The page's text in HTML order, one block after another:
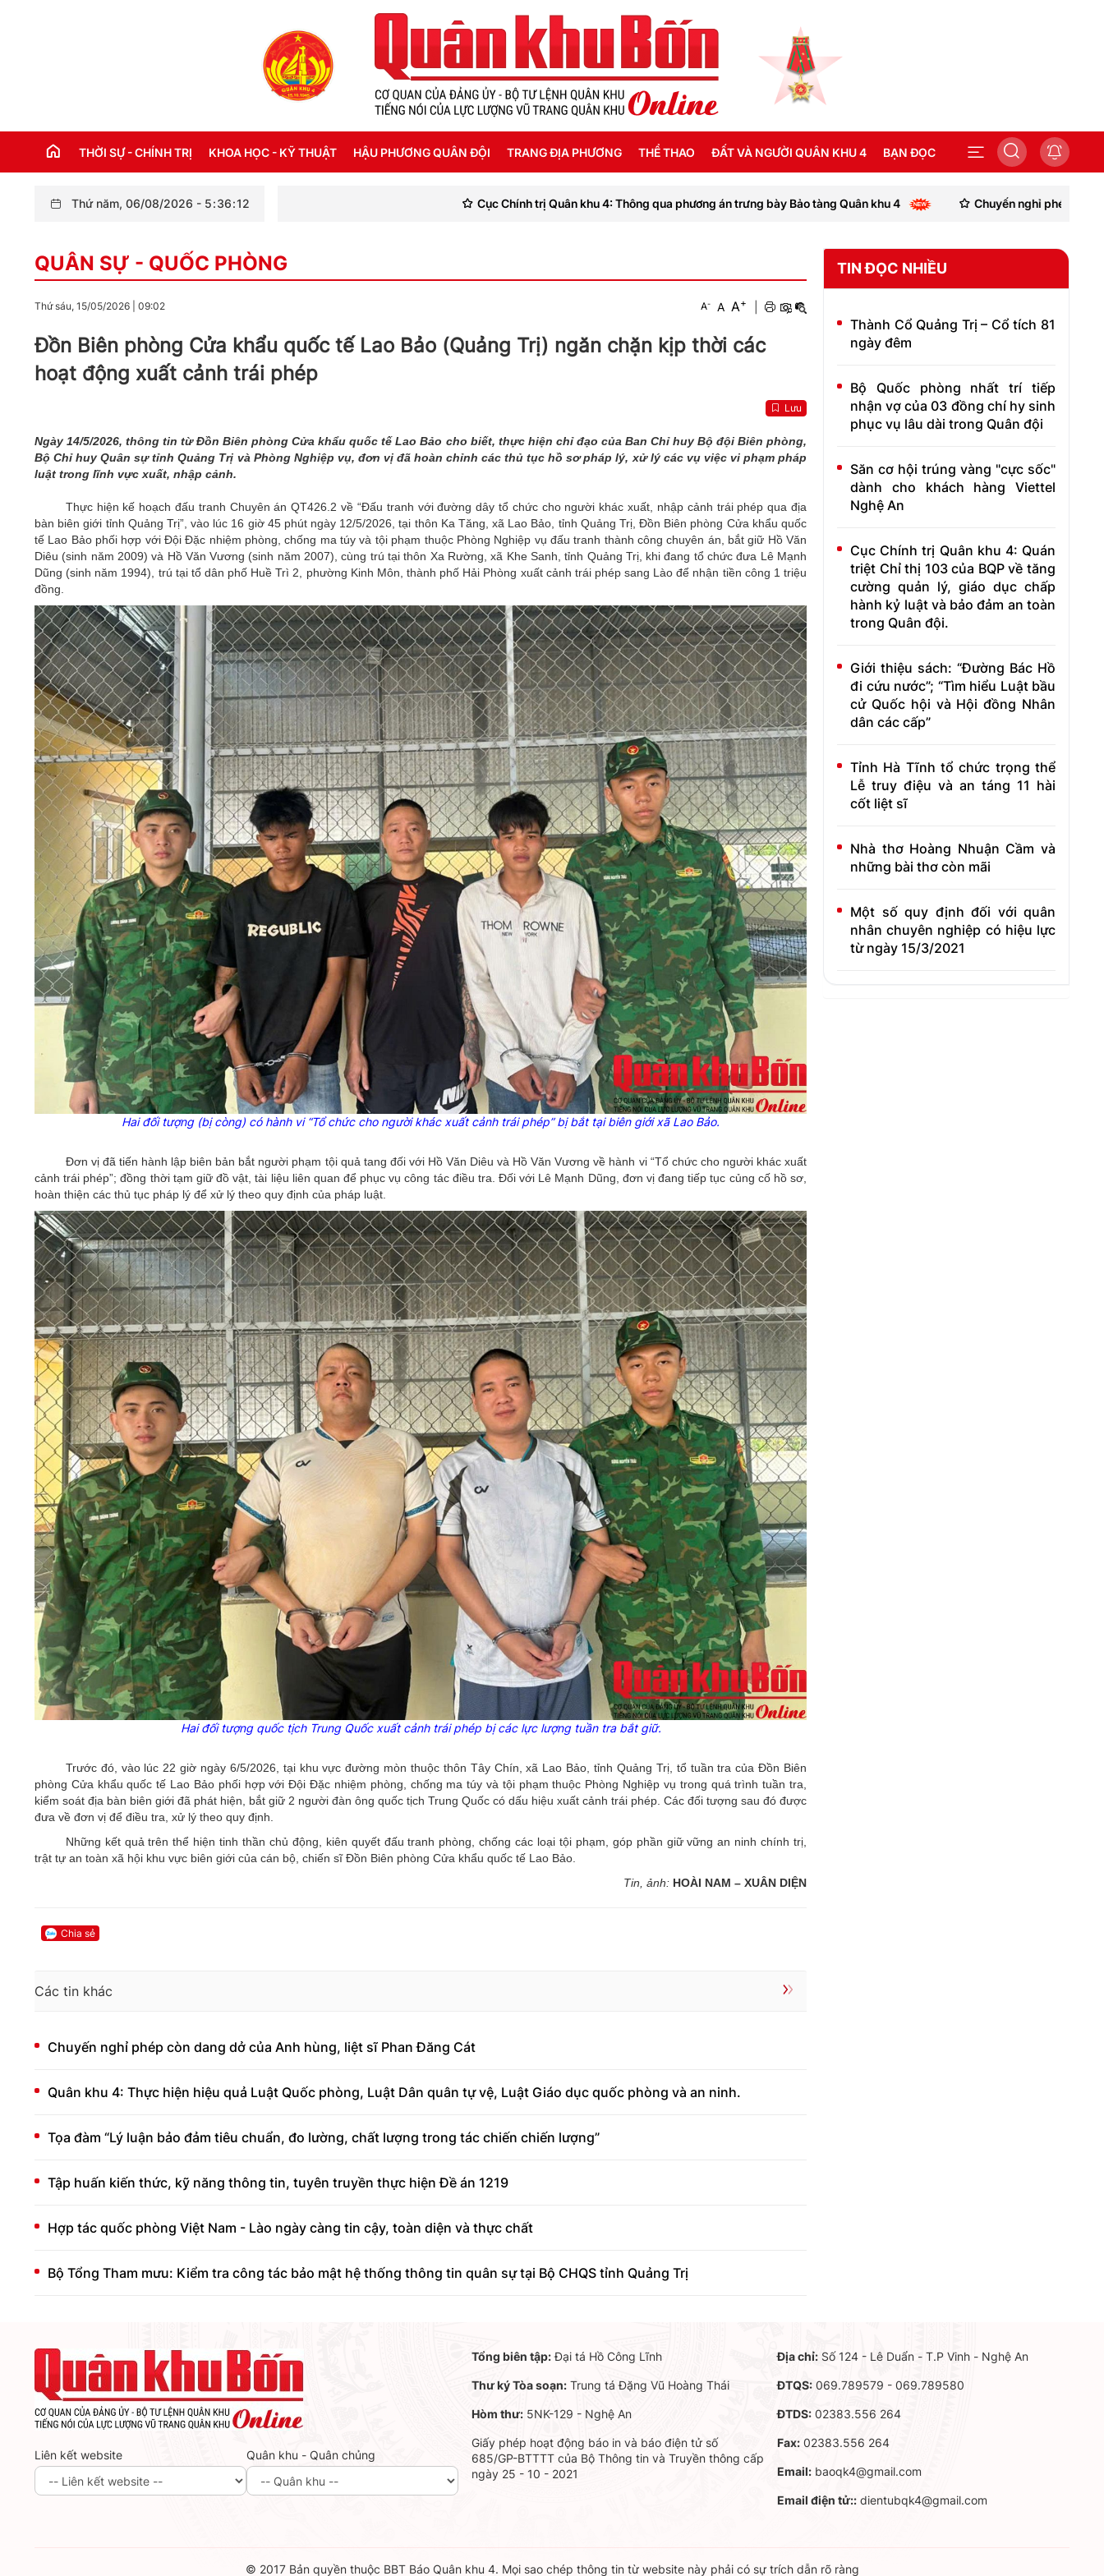
THỜI SỰ - CHÍNH TRỊ
THỜI SỰ QUỐC TẾ
KỶ NIỆM 110 NĂM NGÀY BÁC HỒ RA ĐI
TÌM ĐƯỜNG CỨU NƯỚC (05/6/1911 -
05/6/2021)
QUÂN KHU 4 (15/10/1945 - 15/10/2020)
KHOA HỌC - KỸ THUẬT HẬU PHƯƠNG QUÂN ĐỘI TRANG ĐỊA PHƯƠNG
QUẢNG TRỊ
THỂ THAO ĐẤT VÀ NGƯỜI QUÂN KHU 4 BẠN ĐỌC
Thứ năm, 06/08/2026 - 5:36:13 Cục Chính trị Quân khu 4: Thông qua phương án trưng bày Bảo tàng Quân khu 4 Chuyến nghỉ phép còn dang dở của
QUÂN SỰ - QUỐC PHÒNG
Thứ sáu, 15/05/2026 09:02 A- A A+
Đồn Biên phòng Cửa khẩu quốc tế Lao Bảo (Quảng Trị) ngăn chặn kịp thời các
hoạt động xuất cảnh trái phép
Lưu
Ngày 14/5/2026, thông tin từ Đồn Biên phòng Cửa khẩu quốc tế Lao Bảo cho biết, thực hiện chỉ đạo của Ban Chỉ huy Bộ đội Biên phòng,
Bộ Chỉ huy Quân sự tỉnh Quảng Trị và Phòng Nghiệp vụ, đơn vị đã hoàn chỉnh các thủ tục hồ sơ pháp lý, xử lý các vụ việc vi phạm pháp
luật trong lĩnh vực xuất, nhập cảnh.
Thực hiện kế hoạch đấu tranh Chuyên án QT426.2 về “Đấu tranh với đường dây tổ chức cho người khác xuất, nhập cảnh trái phép qua địa
bàn biên giới tỉnh Quảng Trị”, vào lúc 16 giờ 45 phút ngày 12/5/2026, tại thôn Ka Tăng, xã Lao Bảo, tỉnh Quảng Trị, Đồn Biên phòng Cửa khẩu quốc
tế Lao Bảo phối hợp với Đội Đặc nhiệm phòng, chống ma túy và tội phạm thuộc Phòng Nghiệp vụ đấu tranh thành công chuyên án, bắt giữ Hồ Văn
Diêu (sinh năm 2009) và Hồ Văn Vương (sinh năm 2007), cùng trú tại thôn Xa Rường, xã Khe Sanh, tỉnh Quảng Trị, khi đang tổ chức đưa Lê Mạnh
Dũng (sinh năm 1994), trú tại tổ dân phố Huề Trì 2, phường Kinh Môn, thành phố Hải Phòng xuất cảnh trái phép sang Lào để nhận tiền công 1 triệu
đồng.
Hai đối tượng (bị còng) có hành vi “Tổchức cho người khác xuất cảnh tráiphép”bị bắt tại biên giới xã Lao Bảo.
Đơn vị đã tiến hành lập biên bản bắt người phạm tội quả tang đối với Hồ Văn Diêu và Hồ Văn Vương về hành vi “Tổ chức cho người khác xuất
cảnh trái phép”; đồng thời tạm giữ đồ vật, tài liệu liên quan để phục vụ công tác điều tra. Đối với Lê Mạnh Dũng, đơn vị đang tiếp tục củng cố hồ sơ,
hoàn thiện các thủ tục pháp lý để xử lý theo quy định của pháp luật.
Hai đối tượng quốc tịch Trung Quốc xuất cảnh trái phép bị các lực lượng tuần tra bắt giữ.
Trước đó, vào lúc 22 giờ ngày 6/5/2026, tại khu vực đường mòn thuộc thôn Tây Chín, xã Lao Bảo, tỉnh Quảng Trị, tổ tuần tra của Đồn Biên
phòng Cửa khẩu quốc tế Lao Bảo phối hợp với Đội Đặc nhiệm phòng, chống ma túy và tội phạm thuộc Phòng Nghiệp vụ trong quá trình tuần tra,
kiểm soát địa bàn biên giới đã phát hiện, bắt giữ 2 người đàn ông quốc tịch Trung Quốc có dấu hiệu xuất cảnh trái phép. Các đối tượng sau đó được
đưa về đơn vị để điều tra, xử lý theo quy định.
Những kết quả trên thể hiện tinh thần chủ động, kiên quyết đấu tranh phòng, chống các loại tội phạm, góp phần giữ vững an ninh chính trị,
trật tự an toàn xã hội khu vực biên giới của cán bộ, chiến sĩ Đồn Biên phòng Cửa khẩu quốc tế Lao Bảo.
Tin, ảnh: HOÀI NAM – XUÂN DIỆN
Chia sẻ
Các tin khác
Chuyến nghỉ phép còn dang dở của Anh hùng, liệt sĩ Phan Đăng Cát
Quân khu 4: Thực hiện hiệu quả Luật Quốc phòng, Luật Dân quân tự vệ, Luật Giáo dục quốc phòng và an ninh.
Tọa đàm “Lý luận bảo đảm tiêu chuẩn, đo lường, chất lượng trong tác chiến chiến lượng”
Tập huấn kiến thức, kỹ năng thông tin, tuyên truyền thực hiện Đề án 1219
Hợp tác quốc phòng Việt Nam - Lào ngày càng tin cậy, toàn diện và thực chất
Bộ Tổng Tham mưu: Kiểm tra công tác bảo mật hệ thống thông tin quân sự tại Bộ CHQS tỉnh Quảng Trị
TIN ĐỌC NHIỀU
Thành Cổ Quảng Trị – Cổ tích 81
ngày đêm
Bộ Quốc phòng nhất trí tiếp
nhận vợ của 03 đồng chí hy sinh
phục vụ lâu dài trong Quân đội
Săn cơ hội trúng vàng "cực sốc"
dành cho khách hàng Viettel
Nghệ An
Cục Chính trị Quân khu 4: Quán
triệt Chỉ thị 103 của BQP về tăng
cường quản lý, giáo dục chấp
hành kỷ luật và bảo đảm an toàn
trong Quân đội.
Giới thiệu sách: “Đường Bác Hồ
đi cứu nước”; “Tìm hiểu Luật bầu
cử Quốc hội và Hội đồng Nhân
dân các cấp”
Tỉnh Hà Tĩnh tổ chức trọng thể
Lễ truy điệu và an táng 11 hài
cốt liệt sĩ
Nhà thơ Hoàng Nhuận Cầm và
những bài thơ còn mãi
Một số quy định đối với quân
nhân chuyên nghiệp có hiệu lực
từ ngày 15/3/2021
Liên kết website Quân khu - Quân chủng
Tổng biên tập:Đại tá Hồ Công Lĩnh
Thư ký Tòa soạn:Trung tá Đặng Vũ Hoàng Thái
Hòm thư:5NK-129 - Nghệ An
Giấy phép hoạt động báo in và báo điện tử số
685/GP-BTTTT của Bộ Thông tin và Truyền thông cấp
ngày 25 - 10 - 2021
Địa chỉ:Số 124 - Lê Duẩn - T.P Vinh - Nghệ An
ĐTQS:069.789579 - 069.789580
ĐTDS:02383.556 264
Fax:02383.556 264
Email:baoqk4@gmail.com
Email điện tử::dientubqk4@gmail.com
© 2017 Bản quyền thuộc BBT Báo Quân khu 4. Mọi sao chép thông tin từ website này phải có sự trích dẫn rõ ràng